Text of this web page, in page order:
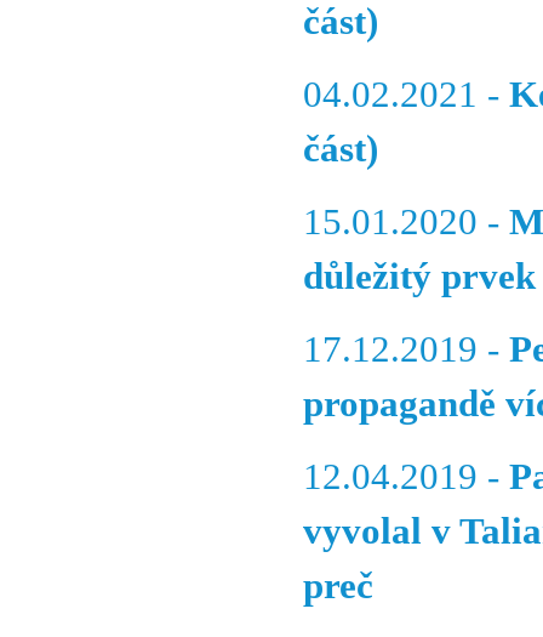
část)
04.02.2021 -
část)
15.01.2020 -
důležitý
17.12.2019 -
propagandě
12.04.2019 -
vyvolal v
preč